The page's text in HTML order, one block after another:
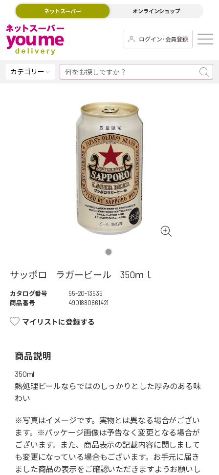
ネットスーパー オンラインショップ
ログイン･会員登録
カテゴリー
サッポロ ラガービール 350ｍｌ
カタログ番号
55-20-13535
商品番号
4901880861421
マイリストに登録する
商品説明
350ml
熱処理ビールならではのしっかりとした厚みのある味
わい
※写真はイメージです。実物とは異なる場合がござい
ます。※パッケージ画像は予告なく変更となる場合が
ございます。また、商品表示の記載内容に関しまして
も変更になっている場合もございます。お手元に届き
ました商品の表示をご確認いただきますようお願いし